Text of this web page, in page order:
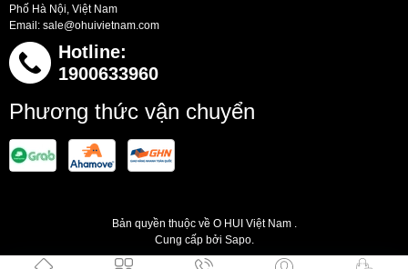
Phố Hà Nội, Việt Nam
Email: sale@ohuivietnam.com
Hotline:
1900633960
Phương thức vận chuyển
Bản quyền thuộc về O HUI Việt Nam .
Cung cấp bởi Sapo.